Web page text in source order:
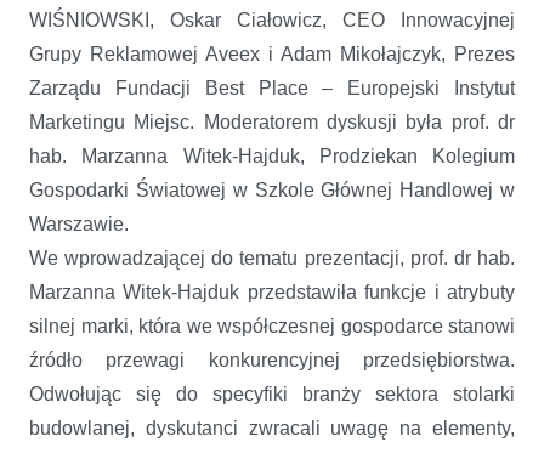
WIŚNIOWSKI, Oskar Ciałowicz, CEO Innowacyjnej
Grupy Reklamowej Aveex i Adam Mikołajczyk, Prezes
Zarządu Fundacji Best Place – Europejski Instytut
Marketingu Miejsc. Moderatorem dyskusji była prof. dr
hab. Marzanna Witek-Hajduk, Prodziekan Kolegium
Gospodarki Światowej w Szkole Głównej Handlowej w
Warszawie.
We wprowadzającej do tematu prezentacji, prof. dr hab.
Marzanna Witek-Hajduk przedstawiła funkcje i atrybuty
silnej marki, która we współczesnej gospodarce stanowi
źródło przewagi konkurencyjnej przedsiębiorstwa.
Odwołując się do specyfiki branży sektora stolarki
budowlanej, dyskutanci zwracali uwagę na elementy,